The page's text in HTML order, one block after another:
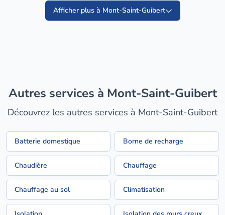
Afficher plus à Mont-Saint-Guibert
Autres services à Mont-Saint-Guibert
Découvrez les autres services à Mont-Saint-Guibert
Batterie domestique Borne de recharge
Chaudière Chauffage
Chauffage au sol Climatisation